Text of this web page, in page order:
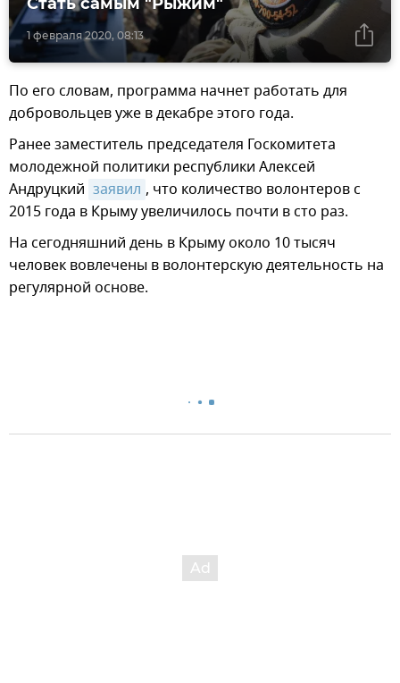
1 февраля 2020, 08:13
По его словам, программа начнет работать для
добровольцев уже в декабре этого года.
Ранее заместитель председателя Госкомитета
молодежной политики республики Алексей
Андруцкий заявил , что количество волонтеров с
2015 года в Крыму увеличилось почти в сто раз.
На сегодняшний день в Крыму около 10 тысяч
человек вовлечены в волонтерскую деятельность на
регулярной основе.